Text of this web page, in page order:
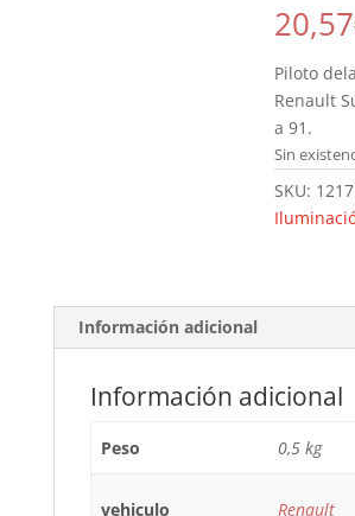
20,57
Piloto
Renault
a 91.
Sin
SKU:
Información adicional
Información adicional
Peso 0,5 kg
vehiculo Renault